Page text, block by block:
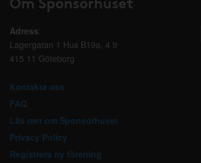
Adress:
Lagergatan 1 Hus B19a, 4 tr
415 11 Göteborg
Kontakta oss
FAQ
Läs mer om Sponsorhuset
Privacy Policy
Registrera ny förening